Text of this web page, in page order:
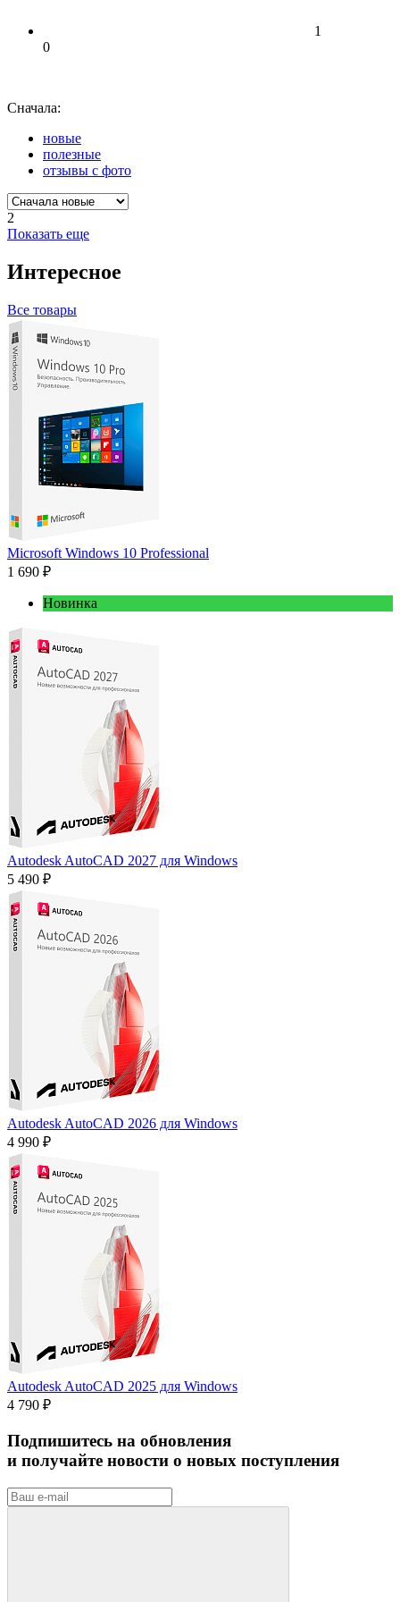
1
0
Сначала:
новые
полезные
отзывы с фото
2
Показать еще
Интересное
Все товары
Microsoft Windows 10 Professional
1 690 ₽
Новинка
Autodesk AutoCAD 2027 для Windows
5 490 ₽
Autodesk AutoCAD 2026 для Windows
4 990 ₽
Autodesk AutoCAD 2025 для Windows
4 790 ₽
Подпишитесь на обновления
и получайте новости о новых поступления